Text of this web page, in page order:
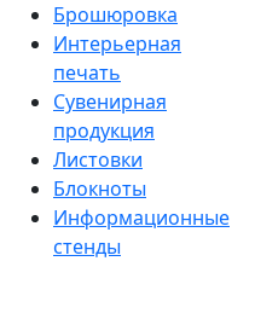
Брошюровка
Интерьерная
печать
Сувенирная
продукция
Листовки
Блокноты
Информационные
стенды